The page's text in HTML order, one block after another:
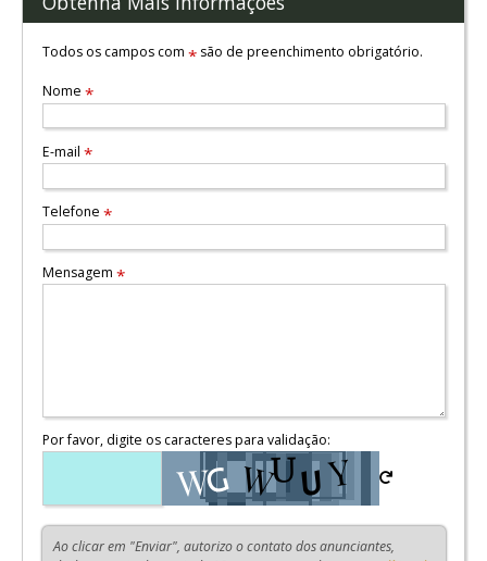
Todos os campos com *são de preenchimento obrigatório.
Nome *
E-mail *
Telefone *
Mensagem *
Por favor, digite os caracteres para validação:
Ao clicar em "Enviar", autorizo o contato dos anunciantes,